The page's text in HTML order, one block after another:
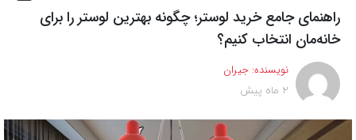
راهنمای جامع خرید لوستر؛ چگونه بهترین لوستر را برای
خانه‌مان انتخاب کنیم؟
نویسنده: جیران
2 ماه پیش